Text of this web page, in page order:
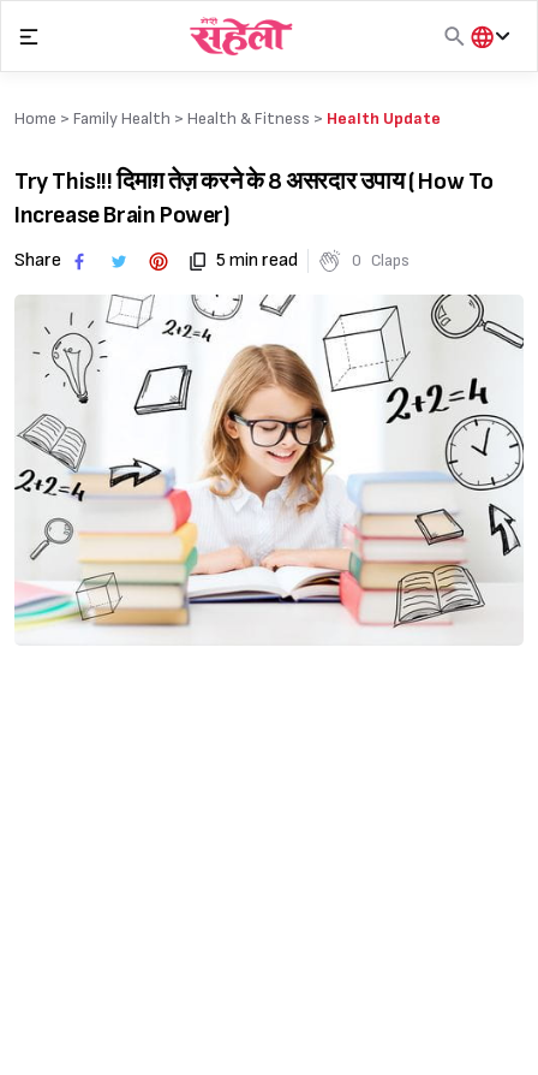
content
हिंदी
Home > Family Health > Health & Fitness > Health Update
Try This!!! दिमाग़ तेज़ करने के 8 असरदार उपाय ( How To
Increase Brain Power)
Share 5 min read 0 Claps